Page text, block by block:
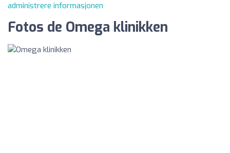
administrere informasjonen
Fotos de Omega klinikken